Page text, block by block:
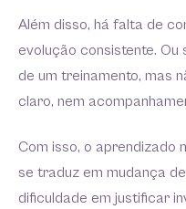
Além disso, há falta de
evolução consistente.
de um treinamento, mas
claro, nem
Com isso, o aprendizado
se traduz em mudança
dificuldade em justificar